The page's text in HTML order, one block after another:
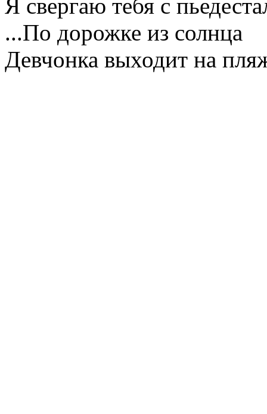
Я свергаю тебя с
...По дорожке из солнца
Девчонка выходит на